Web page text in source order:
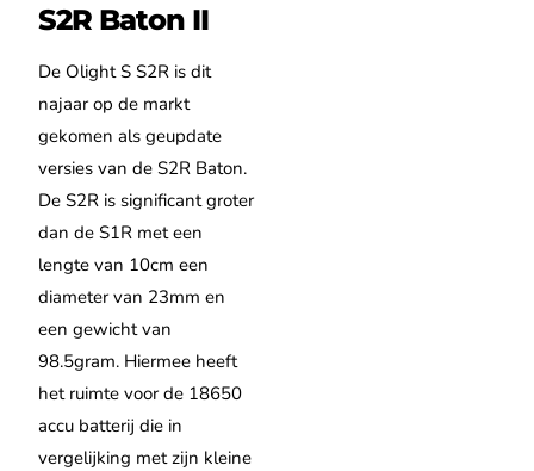
S2R Baton II
De Olight S S2R is dit
najaar op de markt
gekomen als geupdate
versies van de S2R Baton.
De S2R is significant groter
dan de S1R met een
lengte van 10cm een
diameter van 23mm en
een gewicht van
98.5gram. Hiermee heeft
het ruimte voor de 18650
accu batterij die in
vergelijking met zijn kleine